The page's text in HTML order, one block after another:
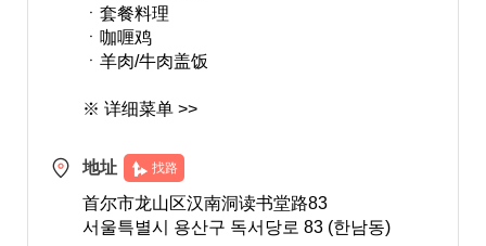
ㆍ套餐料理
ㆍ咖喱鸡
ㆍ羊肉/牛肉盖饭
※ 详细菜单 >>
地址 找路
首尔市龙山区汉南洞读书堂路83
서울특별시 용산구 독서당로 83 (한남동)